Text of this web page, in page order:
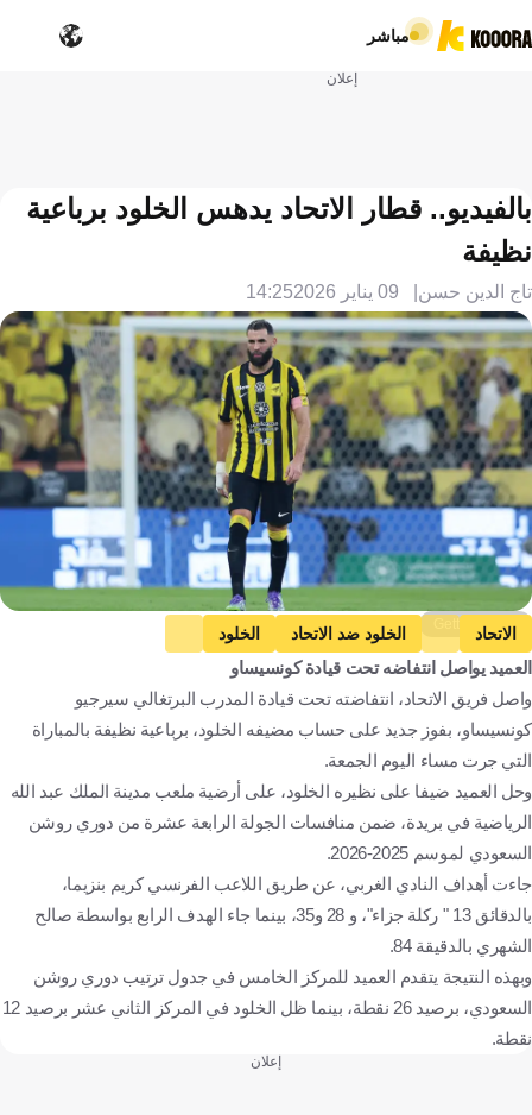
مباشر
إعلان
بالفيديو.. قطار الاتحاد يدهس الخلود برباعية
نظيفة
تاج الدين حسن 09 يناير 2026 14:25
Getty Images
الاتحاد الخلود ضد الاتحاد
الخلود
دوري روشن السعودي
كريم بنزيما
فرنسا
كرة قدم
العميد يواصل انتفاضه تحت قيادة كونسيساو
واصل فريق الاتحاد، انتفاضته تحت قيادة المدرب البرتغالي سيرجيو
كونسيساو، بفوز جديد على حساب مضيفه الخلود، برباعية نظيفة بالمباراة
التي جرت مساء اليوم الجمعة.
وحل العميد ضيفا على نظيره الخلود، على أرضية ملعب مدينة الملك عبد الله
الرياضية في بريدة، ضمن منافسات الجولة الرابعة عشرة من دوري روشن
السعودي لموسم 2025-2026.
جاءت أهداف النادي الغربي، عن طريق اللاعب الفرنسي كريم بنزيما،
بالدقائق 13 " ركلة جزاء"، و 28 و35، بينما جاء الهدف الرابع بواسطة صالح
الشهري بالدقيقة 84.
وبهذه النتيجة يتقدم العميد للمركز الخامس في جدول ترتيب دوري روشن
السعودي، برصيد 26 نقطة، بينما ظل الخلود في المركز الثاني عشر برصيد 12
نقطة.
إعلان